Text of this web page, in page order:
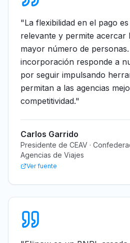
"La flexibilidad en el pago
relevante y permite acercar
mayor número de
incorporación responde a
por seguir impulsando
permitan a las agencias
competitividad."
Carlos Garrido
Presidente de CEAV ·
Agencias de Viajes
Ver fuente